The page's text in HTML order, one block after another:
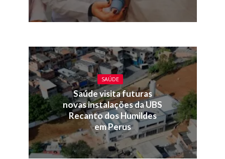
SAÚDE
Saúde visita futuras
novas instalações da UBS
Recanto dos Humildes
em Perus